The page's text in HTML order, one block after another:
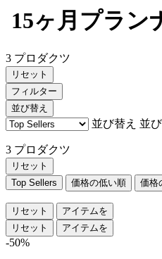
15ヶ月プラン
3 プロダクツ
リセット
フィルター
並び替え
並び替え 並
3 プロダクツ
リセット
Top Sellers
価格の低い順 価格
リセット
アイテムを
リセット
アイテムを
-50%